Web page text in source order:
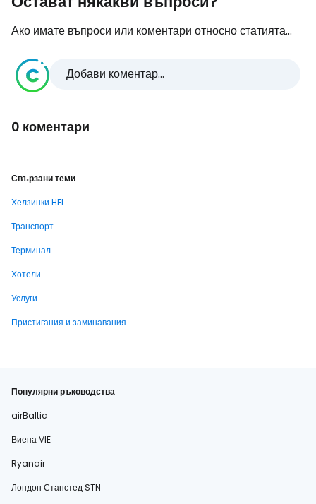
Ако имате въпроси или коментари относно статията...
Добави коментар...
0 коментари
Свързани теми
Хелзинки HEL
Транспорт
Терминал
Хотели
Услуги
Пристигания и заминавания
Популярни ръководства
airBaltic
Виена VIE
Ryanair
Лондон Станстед STN